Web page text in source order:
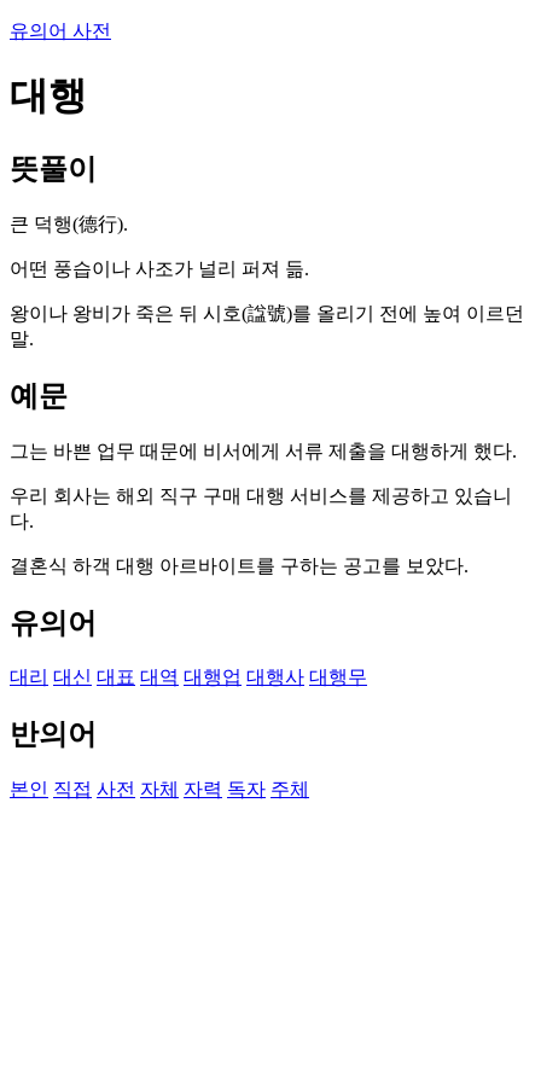
유의어 사전
대행
뜻풀이
큰 덕행(德行).
어떤 풍습이나 사조가 널리 퍼져 듦.
왕이나 왕비가 죽은 뒤 시호(諡號)를 올리기 전에 높여 이르던
말.
예문
그는 바쁜 업무 때문에 비서에게 서류 제출을 대행하게 했다.
우리 회사는 해외 직구 구매 대행 서비스를 제공하고 있습니
다.
결혼식 하객 대행 아르바이트를 구하는 공고를 보았다.
유의어
대리 대신 대표 대역 대행업 대행사 대행무
반의어
본인 직접 사전 자체 자력 독자 주체